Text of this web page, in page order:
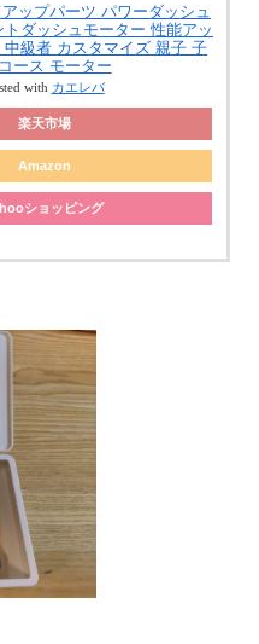
ップパーツ パワーダッシュ
ダッシュモーター 性能アッ
級者 カスタマイズ 親子 子
ース モーター
with カエレバ
楽天市場
Amazon
ショッピング